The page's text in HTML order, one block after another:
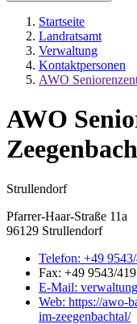
Startseite
Landratsamt
Verwaltung
Kontaktpersonen
AWO
AWO
Strullendorf
Pfarrer-Haar-Straße 11a
96129 Strullendorf
Telefon: +49
Fax: +49 9543/
E-Mail:
Web: https://awo-
im-zeegenbachtal/